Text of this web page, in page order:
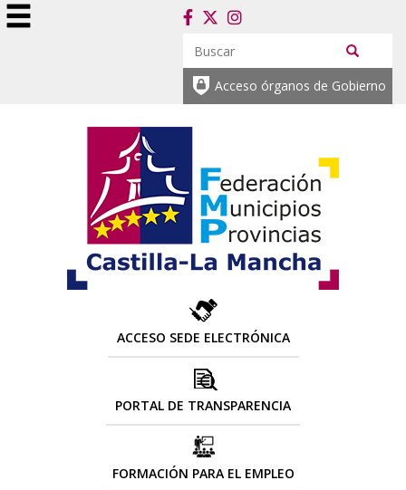
Acceso órganos de Gobierno
ACCESO SEDE ELECTRÓNICA
PORTAL DE TRANSPARENCIA
FORMACIÓN PARA EL EMPLEO